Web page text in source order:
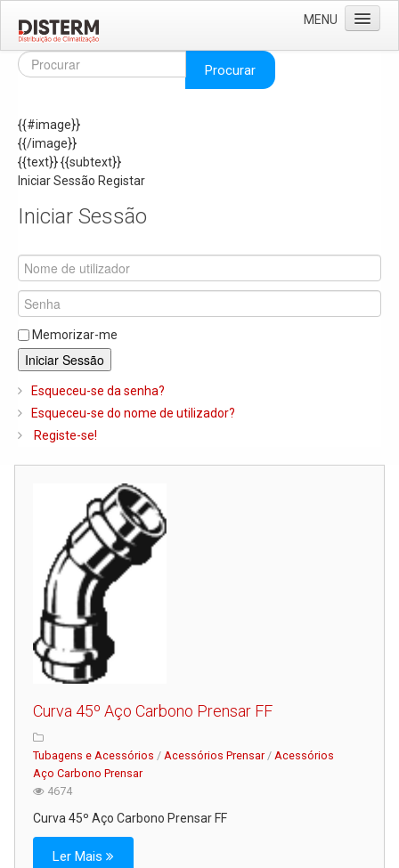
MENU
Home
Áreas de Negócio
Missão e Valores
As Nossas Marcas
Recrutamento
Produtos
Solar
Termoacumuladores e Depósitos de Inércia
Ar Condicionado
Caldeiras e Queimadores
Biomassa
Piso Radiante
Radiadores e Ventiloconvetores
Depósitos de Gasóleo e Água
Regulação e Controlo
Complementos de Instalação
Bombas e Circuladores
Tubagens e Acessórios
Ferramentas
Permutadores de Placas
Serviços
Procurar
{{#image}}
{{/image}}
{{text}}{{subtext}}
Iniciar Sessão Registar
Iniciar Sessão
Memorizar-me
Iniciar Sessão
Esqueceu-se da senha?
Esqueceu-se do nome de utilizador?
Registe-se!
Curva 45º Aço Carbono Prensar FF
Tubagens e Acessórios / Acessórios Prensar/ Acessórios
Aço Carbono Prensar
4674
Curva 45º Aço Carbono Prensar FF
Ler Mais